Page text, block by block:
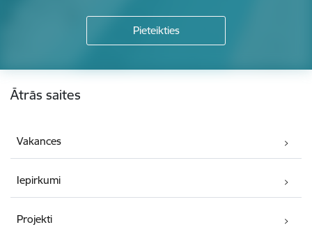
Ātrās saites
Vakances
Iepirkumi
Projekti